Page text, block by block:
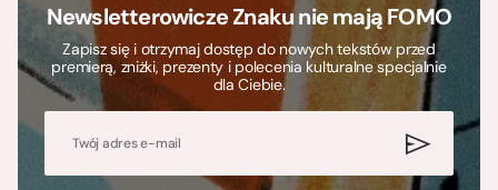
Newsletterowicze Znaku nie mają FOMO
Zapisz się i otrzymaj dostęp do nowych tekstów przed
premierą, zniżki, prezenty i polecenia kulturalne specjalnie
dla Ciebie.